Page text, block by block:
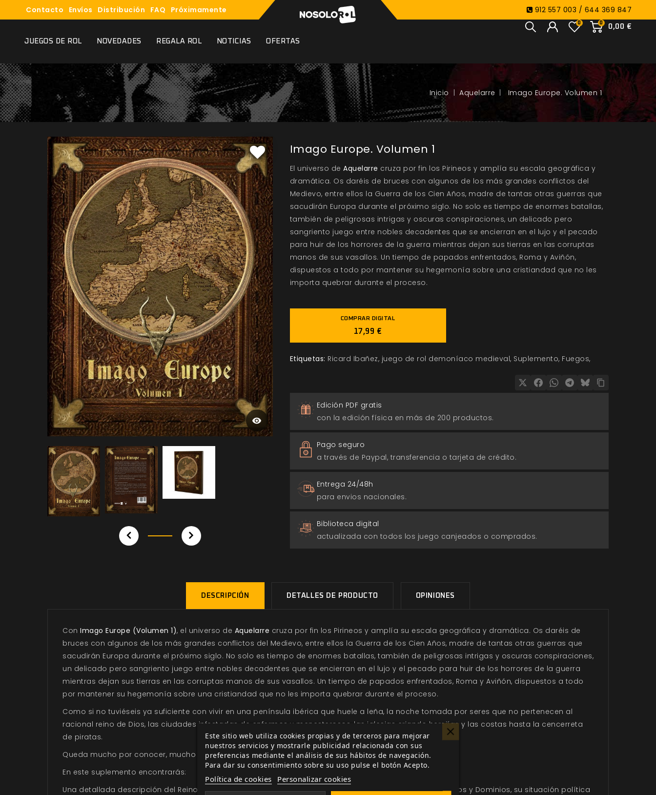
Contacto Envíos Distribución FAQ Próximamente 912 557 003 / 644 369 847
0
0,00 €
0
JUEGOS DE ROL NOVEDADES REGALA ROL NOTICIAS OFERTAS
Aquelarre Imago Europe. Volumen 1
Imago Europe. Volumen 1
El universo deAquelarre cruza por fin los Pirineos y amplía su escala geográfica y
dramática. Os daréis de bruces con algunos de los más grandes conflictos del
Medievo, entre ellos la Guerra de los Cien Años, madre de tantas otras guerras que
sacudirán Europa durante el próximo siglo. No solo es tiempo de enormes batallas,
también de peligrosas intrigas y oscuras conspiraciones, un delicado pero
sangriento juego entre nobles decadentes que se encierran en el lujo y el pecado
para huir de los horrores de la guerra mientras dejan sus tierras en las corruptas
manos de sus vasallos. Un tiempo de papados enfrentados, Roma y Aviñón,
dispuestos a todo por mantener su hegemonía sobre una cristiandad que no les
importa quebrar durante el proceso.
COMPRAR DIGITAL
17,99 €
Etiquetas: Ricard Ibañez juego de rol demoníaco medieval Suplemento Fuegos
Edición PDF gratis
con la edición física en más de 200 productos.
Pago seguro
a través de Paypal, transferencia o tarjeta de crédito.
Entrega 24/48h
para envios nacionales.
Biblioteca digital
actualizada con todos los juego canjeados o comprados.
DESCRIPCIÓN DETALLES DE PRODUCTO OPINIONES
Con Imago Europe (Volumen 1), el universo de Aquelarre cruza por fin los Pirineos y amplía su escala geográfica y dramática. Os daréis de
bruces con algunos de los más grandes conflictos del Medievo, entre ellos la Guerra de los Cien Años, madre de tantas otras guerras que
sacudirán Europa durante el próximo siglo. No solo es tiempo de enormes batallas, también de peligrosas intrigas y oscuras conspiraciones,
un delicado pero sangriento juego entre nobles decadentes que se encierran en el lujo y el pecado para huir de los horrores de la guerra
mientras dejan sus tierras en las corruptas manos de sus vasallos. Un tiempo de papados enfrentados, Roma y Aviñón, dispuestos a todo
por mantener su hegemonía sobre una cristiandad que no les importa quebrar durante el proceso.
Como si no tuviéseis ya suficiente con vivir en una península ibérica que huele a leña, la noche tomada por seres que no pertenecen al
racional reino de Dios, las ciudades infestadas de enfermos y menesterosos, las iglesias criando herejías y las costas hasta la cencerreta
de piratas.
Queda mucho por conocer, mucho por afrontar. ElAquelarreya no tiene fronteras.
En este suplemento encontrarás:
Una detallada descripción del Reino de Francia y las Islas Británicas. El estado de sus Ducados, Principados y Dominios, su situación política
Este sitio web utiliza cookies propias y de terceros para mejorar
nuestros servicios y mostrarle publicidad relacionada con sus
preferencias mediante el análisis de sus hábitos de navegación.
Para dar su consentimiento sobre su uso pulse el botón Acepto.
Política de cookies Personalizar cookies